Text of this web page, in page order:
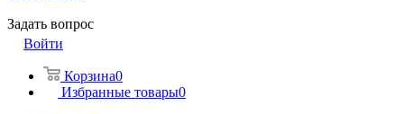
Задать вопрос
Войти
Корзина0
Избранные товары0